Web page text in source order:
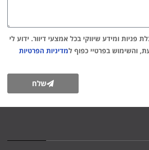
פניות ומידע שיווקי בכל אמצעי דיוור. ידוע לי
והשימוש בפרטיי כפוף למדיניות הפרטיות
שלח